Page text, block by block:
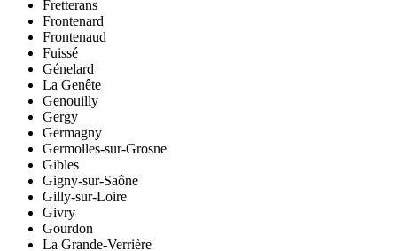
Fretterans
Frontenard
Frontenaud
Fuissé
Génelard
La Genête
Genouilly
Gergy
Germagny
Germolles-sur-Grosne
Gibles
Gigny-sur-Saône
Gilly-sur-Loire
Givry
Gourdon
La Grande-Verrière